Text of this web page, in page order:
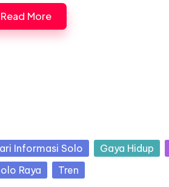
Read More
Informasi Solo Gaya Hidup
Raya
Tren